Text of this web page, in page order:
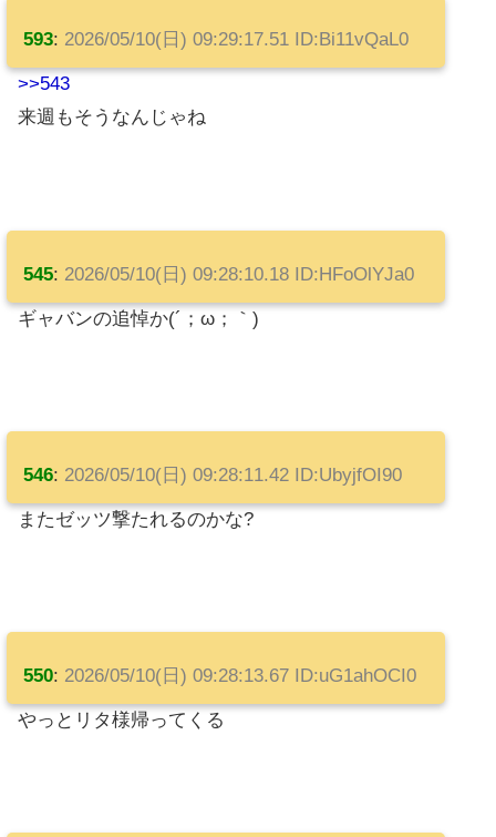
593: 2026/05/10(日) 09:29:17.51 ID:Bi11vQaL0
>>543
来週もそうなんじゃね
545: 2026/05/10(日) 09:28:10.18 ID:HFoOlYJa0
ギャバンの追悼か(´；ω；｀)
546: 2026/05/10(日) 09:28:11.42 ID:UbyjfOI90
またゼッツ撃たれるのかな?
550: 2026/05/10(日) 09:28:13.67 ID:uG1ahOCI0
やっとリタ様帰ってくる